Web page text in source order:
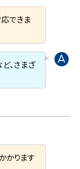
できま
、さまざ
かります